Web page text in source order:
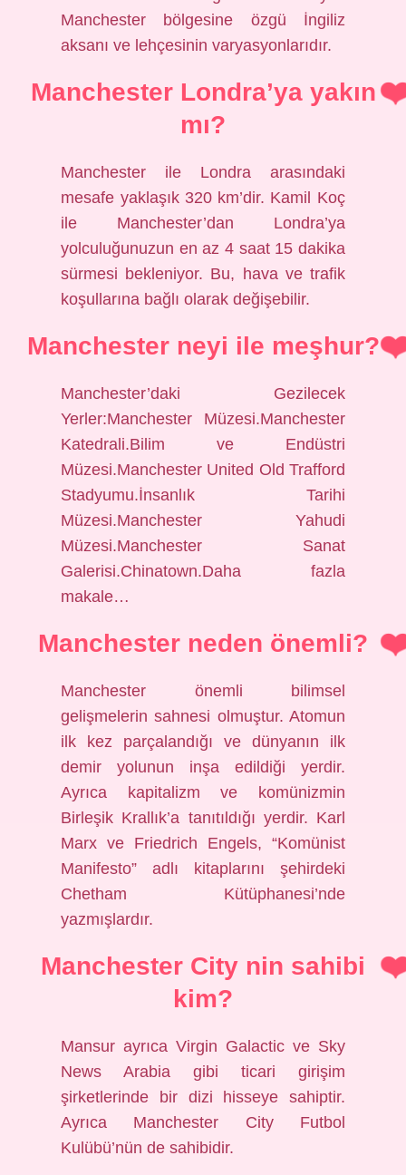
Manchester bölgesine özgü İngiliz
aksanı ve lehçesinin varyasyonlarıdır.
Manchester Londra’ya yakın
mı?
Manchester ile Londra arasındaki
mesafe yaklaşık 320 km’dir. Kamil Koç
ile Manchester’dan Londra’ya
yolculuğunuzun en az 4 saat 15 dakika
sürmesi bekleniyor. Bu, hava ve trafik
koşullarına bağlı olarak değişebilir.
Manchester neyi ile meşhur?
Manchester’daki Gezilecek
Yerler:Manchester Müzesi.Manchester
Katedrali.Bilim ve Endüstri
Müzesi.Manchester United Old Trafford
Stadyumu.İnsanlık Tarihi
Müzesi.Manchester Yahudi
Müzesi.Manchester Sanat
Galerisi.Chinatown.Daha fazla
makale…
Manchester neden önemli?
Manchester önemli bilimsel
gelişmelerin sahnesi olmuştur. Atomun
ilk kez parçalandığı ve dünyanın ilk
demir yolunun inşa edildiği yerdir.
Ayrıca kapitalizm ve komünizmin
Birleşik Krallık’a tanıtıldığı yerdir. Karl
Marx ve Friedrich Engels, “Komünist
Manifesto” adlı kitaplarını şehirdeki
Chetham Kütüphanesi’nde
yazmışlardır.
Manchester City nin sahibi
kim?
Mansur ayrıca Virgin Galactic ve Sky
News Arabia gibi ticari girişim
şirketlerinde bir dizi hisseye sahiptir.
Ayrıca Manchester City Futbol
Kulübü’nün de sahibidir.